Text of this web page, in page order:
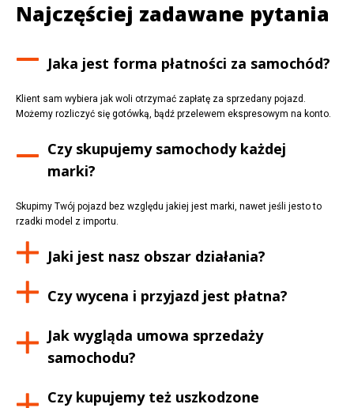
Najczęściej zadawane pytania
Jaka jest forma płatności za samochód?
Klient sam wybiera jak woli otrzymać zapłatę za sprzedany pojazd.
Możemy rozliczyć się gotówką, bądź przelewem ekspresowym na konto.
Czy skupujemy samochody każdej
marki?
Skupimy Twój pojazd bez względu jakiej jest marki, nawet jeśli jesto to
rzadki model z importu.
Jaki jest nasz obszar działania?
Czy wycena i przyjazd jest płatna?
Jak wygląda umowa sprzedaży
samochodu?
Czy kupujemy też uszkodzone